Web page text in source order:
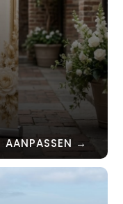
AANPASSEN →